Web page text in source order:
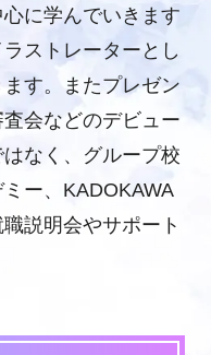
に学んでいきます
ストレーターとし
す。またプレゼン
会などのデビュー
なく、グループ校
ー、KADOKAWA
説明会やサポート